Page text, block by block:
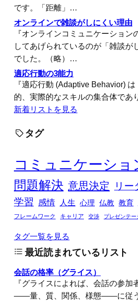
です。「距離」…
オンラインで雑談がしにくい理由
『オンラインコミュニケーション
してあげられているのが「雑談が
でした。（略）…
適応行動の3能力
『適応行動 (Adaptive Behavior)
的、実際的なスキルの集合体であ
新着リストを見る
タグ
コミュニケーショ
問題解決 意思決定
リー
学習
感情 人生 心理 仏教 教育
フレームワーク
キャリア 交渉 プレゼンテー
タグ一覧を見る
最近読まれているリスト
会話の格率（グライス）
『グライスによれば、会話の参加
――量、質、関係、様態――に従